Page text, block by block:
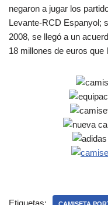
negaron a jugar los
Levante-RCD Espanyol;
2008, se llegó a un
18 millones de euros que
Etiquetas: